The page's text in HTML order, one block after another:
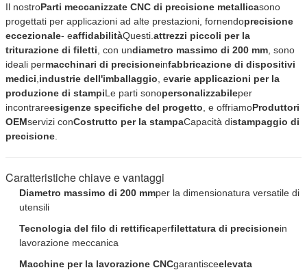
Il nostroParti meccanizzate CNC di precisione metallicasono
progettati per applicazioni ad alte prestazioni, fornendoprecisione
eccezionale- eaffidabilitàQuesti. attrezzi piccoli per la
triturazione di filetti , con undiametro massimo di 200 mm , sono
ideali permacchinari di precisioneinfabbricazione di dispositivi
medici industrie dell'imballaggio , evarie applicazioni per la
produzione di stampiLe parti sonopersonalizzabileper
incontrareesigenze specifiche del progetto , e offriamoProduttori
OEMservizi conCostrutto per la stampaCapacità distampaggio di
precisione
Caratteristiche chiave e vantaggi
Diametro massimo di 200 mmper la dimensionatura versatile di
utensili
Tecnologia del filo di rettificaperfilettatura di precisionein
lavorazione meccanica
Macchine per la lavorazione CNCgarantisceelevata